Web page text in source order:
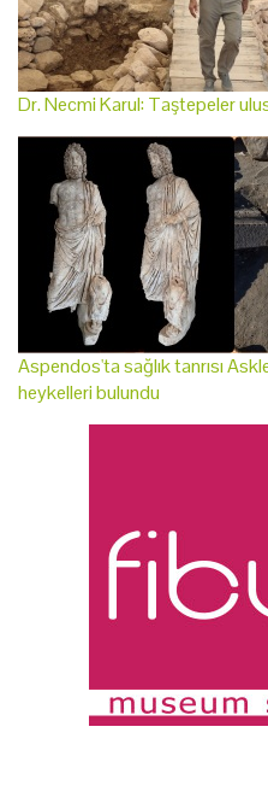
Dr. Necmi Karul: Taştepeler
Aspendos'ta sağlık tanrısı
heykelleri bulundu